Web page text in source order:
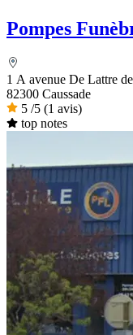
Pompes
1 A avenue De Lattre
82300 Caussade
5 /5 (1 avis)
top notes